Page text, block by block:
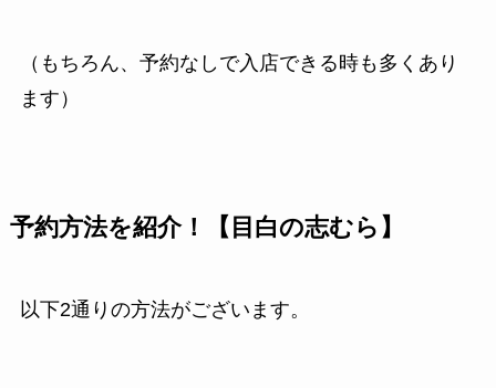
（もちろん、予約なしで入店できる時も多くあり
ます）
予約方法を紹介！【目白の志むら】
以下2通りの方法がございます。